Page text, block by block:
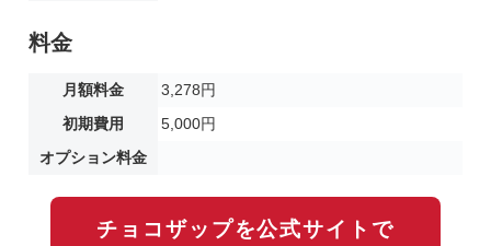
料金
月額料金
3,278円
初期費用
5,000円
オプション料金
チョコザップを公式サイトで